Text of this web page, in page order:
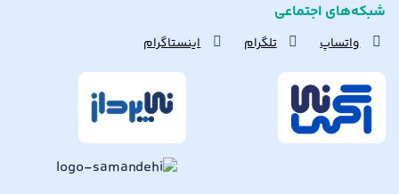
شبکه‌های اجتماعی
واتساپ تلگرام اینستاگرام